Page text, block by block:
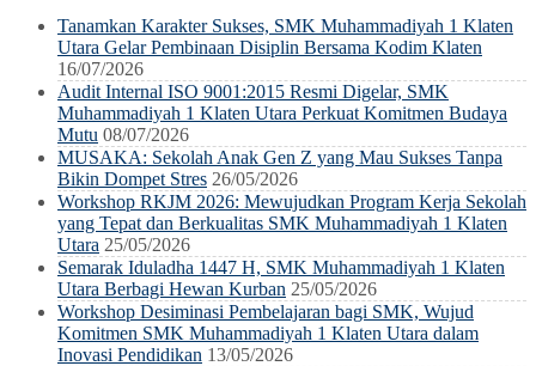
Tanamkan Karakter Sukses, SMK Muhammadiyah 1 Klaten
Utara Gelar Pembinaan Disiplin Bersama Kodim Klaten
16/07/2026
Audit Internal ISO 9001:2015 Resmi Digelar, SMK
Muhammadiyah 1 Klaten Utara Perkuat Komitmen Budaya
Mutu 08/07/2026
MUSAKA: Sekolah Anak Gen Z yang Mau Sukses Tanpa
Bikin Dompet Stres 26/05/2026
Workshop RKJM 2026: Mewujudkan Program Kerja Sekolah
yang Tepat dan Berkualitas SMK Muhammadiyah 1 Klaten
Utara 25/05/2026
Semarak Iduladha 1447 H, SMK Muhammadiyah 1 Klaten
Utara Berbagi Hewan Kurban 25/05/2026
Workshop Desiminasi Pembelajaran bagi SMK, Wujud
Komitmen SMK Muhammadiyah 1 Klaten Utara dalam
Inovasi Pendidikan 13/05/2026